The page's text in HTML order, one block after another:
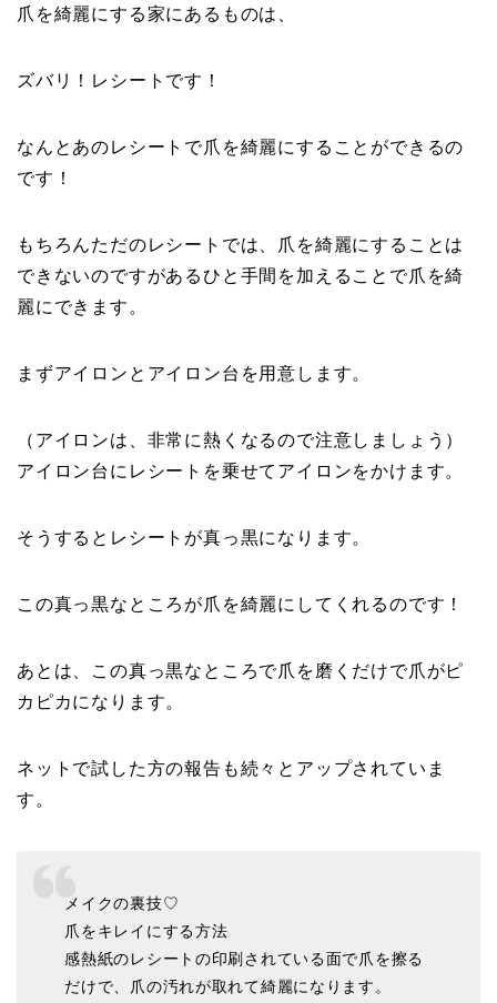
爪を綺麗にする家にあるものは、
ズバリ！ レシート です！
なんとあのレシートで爪を綺麗にすることができるの
です！
もちろんただのレシートでは、爪を綺麗にすることは
できないのですがあるひと手間を加えることで爪を綺
麗にできます。
まずアイロンとアイロン台 を用意します。
（アイロンは、非常に熱くなるので注意しましょう）
アイロン台にレシートを乗せてアイロンをかけます。
そうするとレシートが真っ黒になります。
この真っ黒なところが爪を綺麗にしてくれるのです！
あとは、この真っ黒なところで爪を磨くだけで爪がピ
カピカになります。
ネットで試した方の報告も続々とアップされていま
す。
メイクの裏技♡
爪をキレイにする方法
感熱紙のレシートの印刷されている面で爪を擦る
だけで、爪の汚れが取れて綺麗になります。